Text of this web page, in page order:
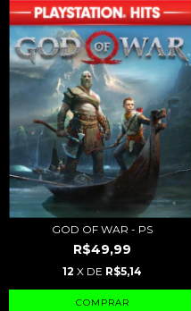
GOD OF WAR - PS
R$49,99
12 X DE R$5,14